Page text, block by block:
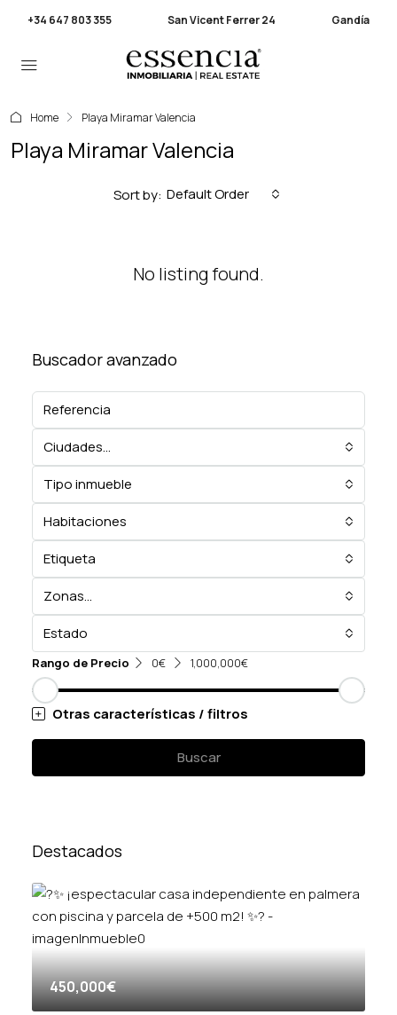
+34 647 803 355 San Vicent Ferrer 24 Gandía
Home Playa Miramar Valencia
Playa Miramar Valencia
Sort by: Default Order
No listing found.
Buscador avanzado
Ciudades...
Tipo inmueble
Habitaciones
Etiqueta
Zonas...
Estado
Rango de Precio 0€ 1,000,000€
Otras características / filtros
Buscar
Destacados
450,000€